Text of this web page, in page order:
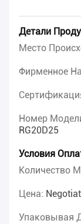
Детали
Место
Фирменное
Номер
RG20D25
Условия
Количество
Цена:
Упаковывая